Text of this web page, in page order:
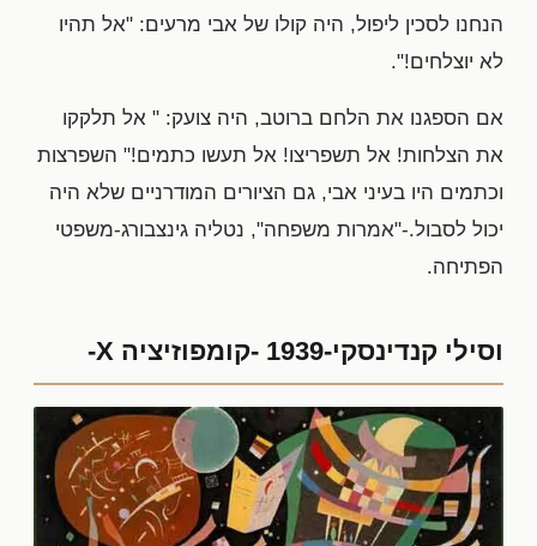
הנחנו לסכין ליפול, היה קולו של אבי מרעים: "אל תהיו
לא יוצלחים!".
אם הספגנו את הלחם ברוטב, היה צועק: " אל תלקקו
את הצלחות! אל תשפריצו! אל תעשו כתמים!" השפרצות
וכתמים היו בעיני אבי, גם הציורים המודרניים שלא היה
יכול לסבול.-"אמרות משפחה", נטליה גינצבורג-משפטי
הפתיחה.
וסילי קנדינסקי-1939 -קומפוזיציה X-